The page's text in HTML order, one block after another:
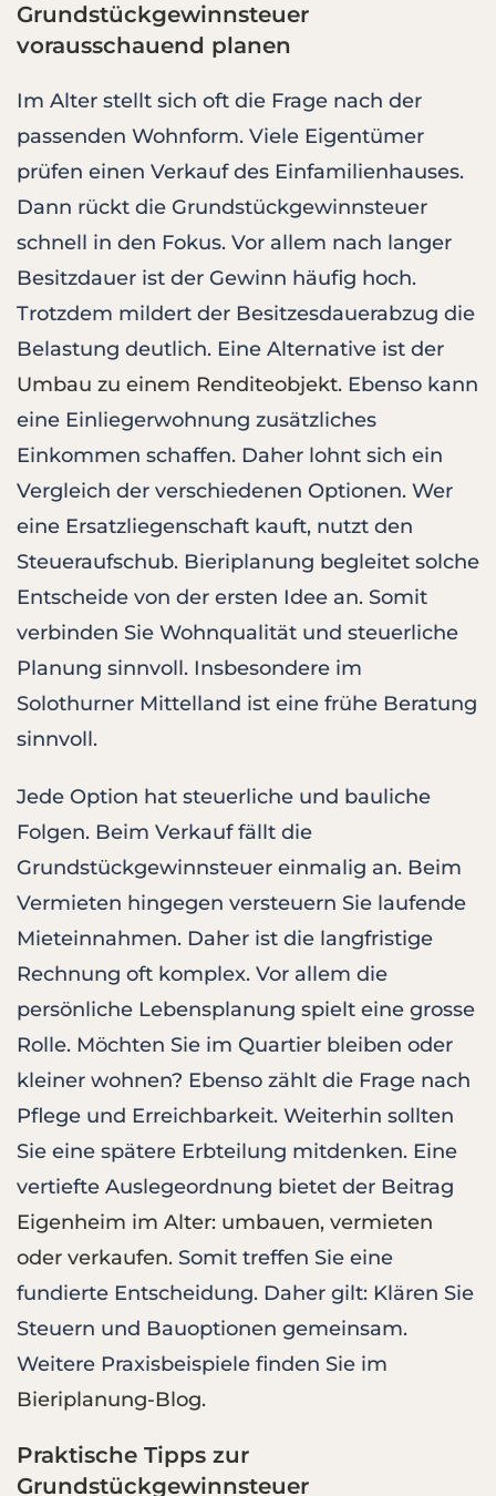
Grundstückgewinnsteuer
vorausschauend planen
Im Alter stellt sich oft die Frage nach der
passenden Wohnform. Viele Eigentümer
prüfen einen Verkauf des Einfamilienhauses.
Dann rückt die Grundstückgewinnsteuer
schnell in den Fokus. Vor allem nach langer
Besitzdauer ist der Gewinn häufig hoch.
Trotzdem mildert der Besitzesdauerabzug die
Belastung deutlich. Eine Alternative ist der
Umbau zu einem Renditeobjekt. Ebenso kann
eine Einliegerwohnung zusätzliches
Einkommen schaffen. Daher lohnt sich ein
Vergleich der verschiedenen Optionen. Wer
eine Ersatzliegenschaft kauft, nutzt den
Steueraufschub. Bieriplanung begleitet solche
Entscheide von der ersten Idee an. Somit
verbinden Sie Wohnqualität und steuerliche
Planung sinnvoll. Insbesondere im
Solothurner Mittelland ist eine frühe Beratung
sinnvoll.
Jede Option hat steuerliche und bauliche
Folgen. Beim Verkauf fällt die
Grundstückgewinnsteuer einmalig an. Beim
Vermieten hingegen versteuern Sie laufende
Mieteinnahmen. Daher ist die langfristige
Rechnung oft komplex. Vor allem die
persönliche Lebensplanung spielt eine grosse
Rolle. Möchten Sie im Quartier bleiben oder
kleiner wohnen? Ebenso zählt die Frage nach
Pflege und Erreichbarkeit. Weiterhin sollten
Sie eine spätere Erbteilung mitdenken. Eine
vertiefte Auslegeordnung bietet der Beitrag
Eigenheim im Alter: umbauen, vermieten
oder verkaufen. Somit treffen Sie eine
fundierte Entscheidung. Daher gilt: Klären Sie
Steuern und Bauoptionen gemeinsam.
Weitere Praxisbeispiele finden Sie im
Bieriplanung-Blog.
Praktische Tipps zur
Grundstückgewinnsteuer